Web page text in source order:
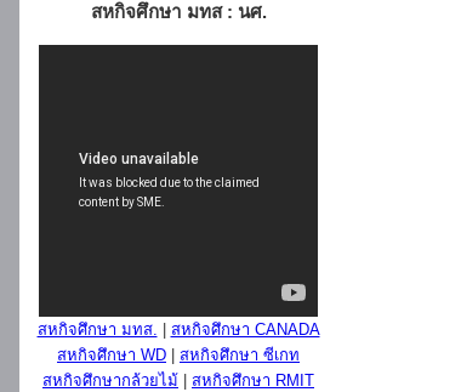
สหกิจศึกษา มทส : นศ.
สหกิจศึกษา มทส.
สหกิจศึกษา CANADA
สหกิจศึกษา WD
สหกิจศึกษา ซีเกท
สหกิจศึกษากล้วยไม้
สหกิจศึกษา RMIT